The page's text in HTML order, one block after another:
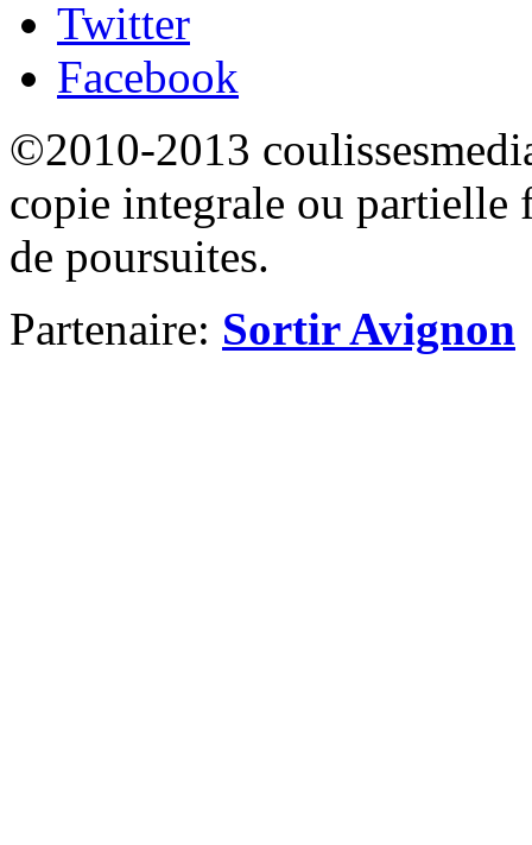
Twitter
Facebook
©2010-2013
copie integrale ou partielle
de poursuites.
Partenaire: Sortir Avignon